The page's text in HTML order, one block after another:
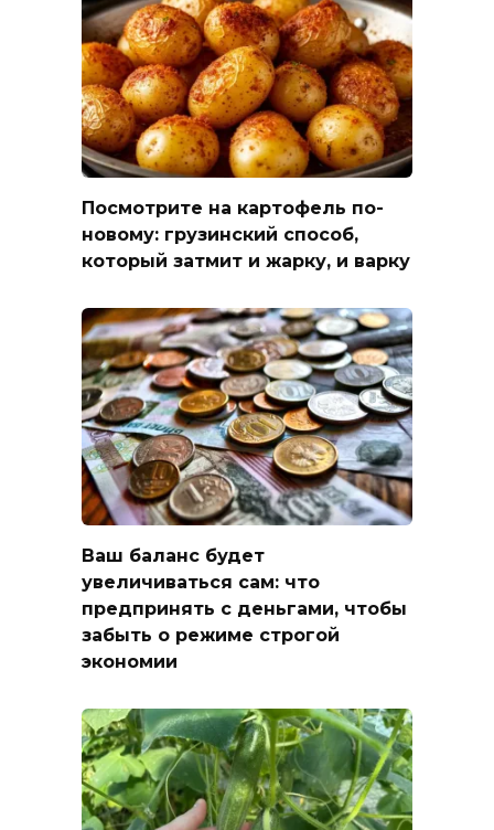
Посмотрите на картофель по-
новому: грузинский способ,
который затмит и жарку, и варку
Ваш баланс будет
увеличиваться сам: что
предпринять с деньгами, чтобы
забыть о режиме строгой
экономии